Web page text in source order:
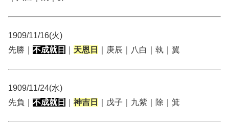
1909/11/16(火)
先勝｜ 不成就日 天恩日 ｜庚辰｜八白｜執｜翼
1909/11/24(水)
先負｜ 不成就日 神吉日 ｜戊子｜九紫｜除｜箕